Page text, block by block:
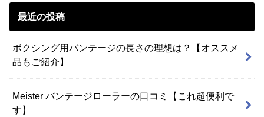
最近の投稿
ボクシング用バンテージの長さの理想は？【オススメ
品もご紹介】
Meister バンテージローラーの口コミ【これ超便利で
す】